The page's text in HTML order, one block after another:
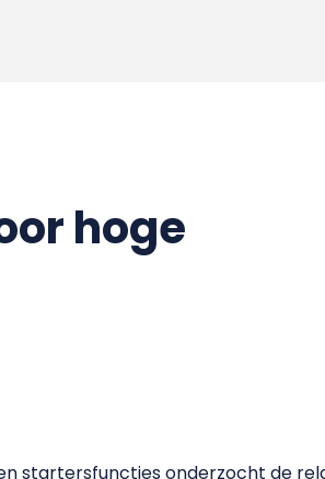
hoge
startersfuncties onderzocht de